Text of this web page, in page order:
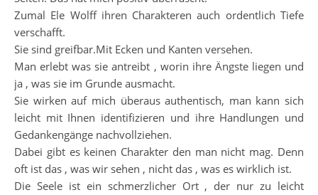
Zumal Ele Wolff ihren Charakteren auch ordentlich Tiefe
verschafft.
Sie sind greifbar.Mit Ecken und Kanten versehen.
Man erlebt was sie antreibt , worin ihre Ängste liegen und
ja , was sie im Grunde ausmacht.
Sie wirken auf mich überaus authentisch, man kann sich
leicht mit Ihnen identifizieren und ihre Handlungen und
Gedankengänge nachvollziehen.
Dabei gibt es keinen Charakter den man nicht mag. Denn
oft ist das , was wir sehen , nicht das , was es wirklich ist.
Die Seele ist ein schmerzlicher Ort , der nur zu leicht